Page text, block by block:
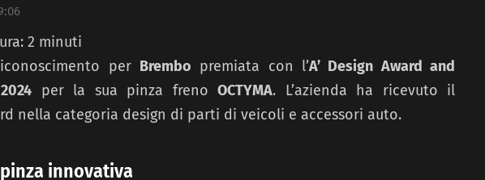
2 minuti
per Brembo premiata con l’A’ Design Award and
per la sua pinza frenoOCTYMA. L’azienda ha ricevuto il
nella categoria design di parti di veicoli e accessori auto.
pinza innovativa